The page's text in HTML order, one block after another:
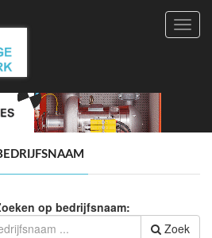
op bedrijfsnaam:
Zoek